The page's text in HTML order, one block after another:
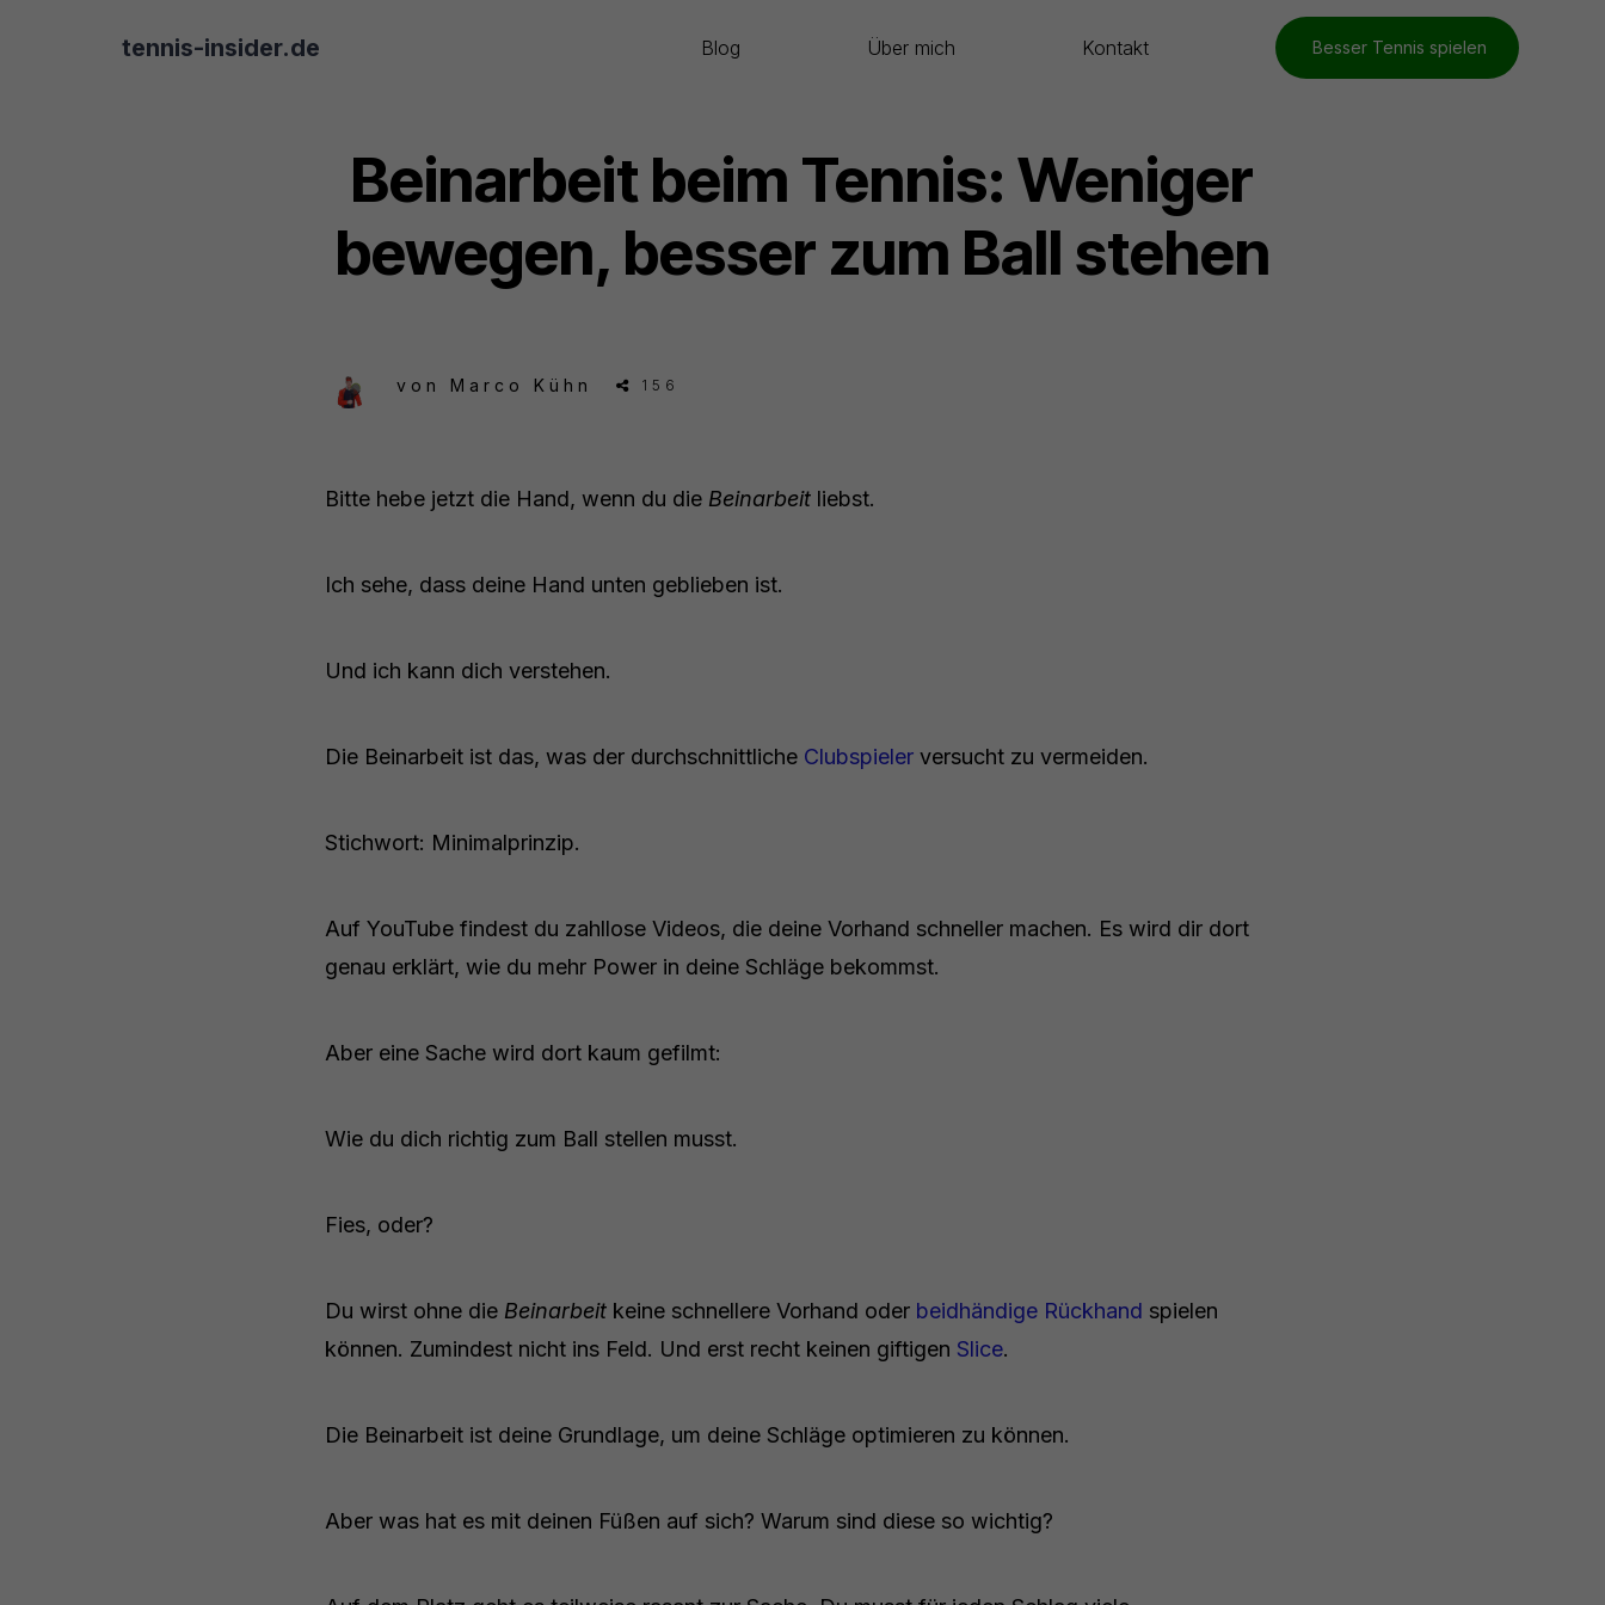
tennis-insider.de Blog Über mich Kontakt Besser Tennis spielen
Beinarbeit beim Tennis: Weniger
bewegen, besser zum Ball stehen
von Marco Kühn 156
Bitte hebe jetzt die Hand, wenn du die Beinarbeit liebst.
Ich sehe, dass deine Hand unten geblieben ist.
Und ich kann dich verstehen.
Die Beinarbeit ist das, was der durchschnittliche Clubspieler versucht zu vermeiden.
Stichwort: Minimalprinzip.
Auf YouTube findest du zahllose Videos, die deine Vorhand schneller machen. Es wird dir dort
genau erklärt, wie du mehr Power in deine Schläge bekommst.
Aber eine Sache wird dort kaum gefilmt:
Wie du dich richtig zum Ball stellen musst.
Fies, oder?
Du wirst ohne die Beinarbeit keine schnellere Vorhand oder beidhändige Rückhand spielen
können. Zumindest nicht ins Feld. Und erst recht keinen giftigen Slice.
Die Beinarbeit ist deine Grundlage, um deine Schläge optimieren zu können.
Aber was hat es mit deinen Füßen auf sich? Warum sind diese so wichtig?